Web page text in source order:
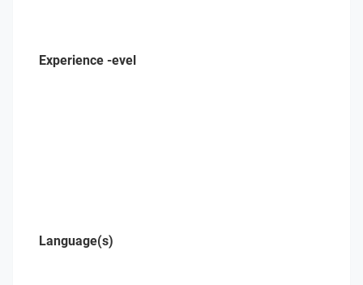
Experience -evel
Language(s)